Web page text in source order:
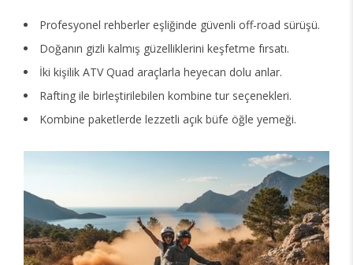
Profesyonel rehberler eşliğinde güvenli off-road sürüşü.
Doğanın gizli kalmış güzelliklerini keşfetme fırsatı.
İki kişilik ATV Quad araçlarla heyecan dolu anlar.
Rafting ile birleştirilebilen kombine tur seçenekleri.
Kombine paketlerde lezzetli açık büfe öğle yemeği.